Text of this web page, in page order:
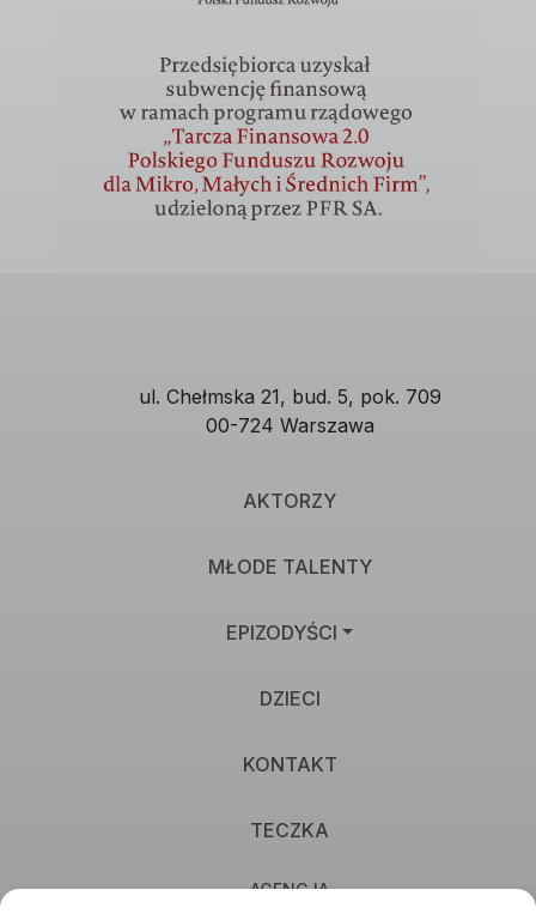
ul. Chełmska 21, bud. 5, pok. 709
00-724 Warszawa
AKTORZY
MŁODE TALENTY
EPIZODYŚCI
DZIECI
KONTAKT
TECZKA
AGENCJA